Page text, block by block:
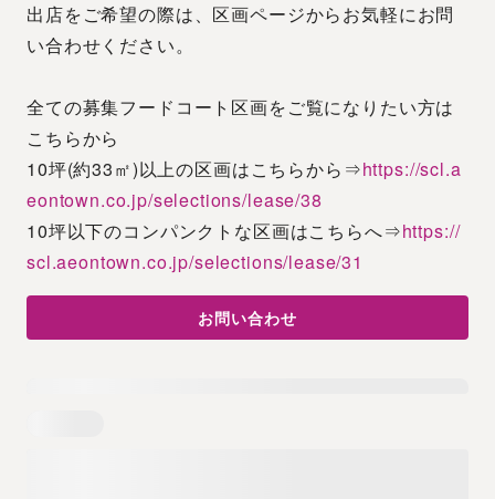
出店をご希望の際は、区画ページからお気軽にお問
い合わせください。
全ての募集フードコート区画をご覧になりたい方は
こちらから
10坪(約33㎡)以上の区画はこちらから⇒https://scl.a
eontown.co.jp/selections/lease/38
10坪以下のコンパンクトな区画はこちらへ⇒https://
scl.aeontown.co.jp/selections/lease/31
お問い合わせ